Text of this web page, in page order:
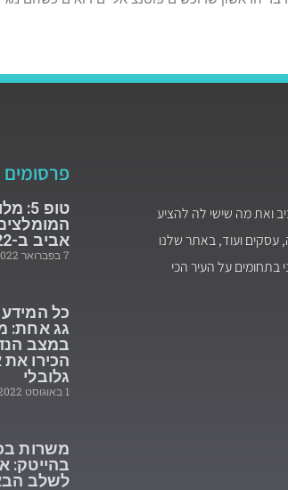
ואת מה שישי לה להציע
עסקים ועוד, באתר שלנו
על העיר הכי
טופ
אביב ב-2022
7 בפברואר 2022
כל
גג אחת:
במצב
הכירו את
גלובלי
1 באוגוסט 2022
משרות
בהייטק:
לשלב